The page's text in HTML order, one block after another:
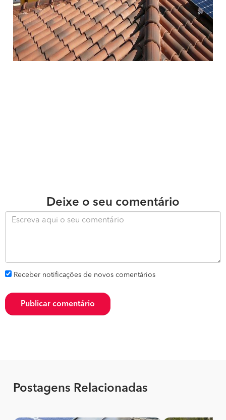
Deixe o seu comentário
Receber notificações de novos comentários
Publicar comentário
Postagens Relacionadas